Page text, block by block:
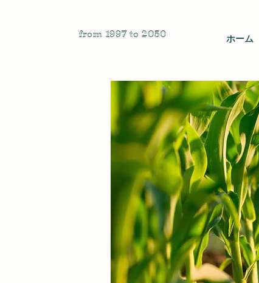
from 1997 to 2050 ホーム